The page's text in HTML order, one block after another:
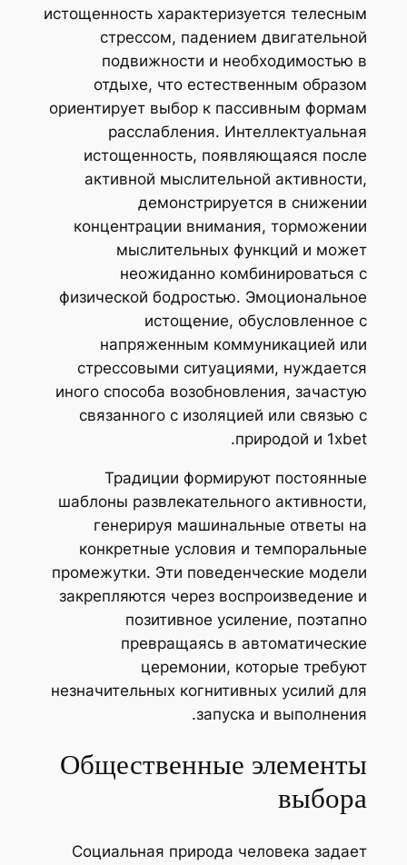
истощенность характеризуется телесным
стрессом, падением двигательной
подвижности и необходимостью в
отдыхе, что естественным образом
ориентирует выбор к пассивным формам
расслабления. Интеллектуальная
истощенность, появляющаяся после
активной мыслительной активности,
демонстрируется в снижении
концентрации внимания, торможении
мыслительных функций и может
неожиданно комбинироваться с
физической бодростью. Эмоциональное
истощение, обусловленное с
напряженным коммуникацией или
стрессовыми ситуациями, нуждается
иного способа возобновления, зачастую
связанного с изоляцией или связью с
природой и 1xbet.
Традиции формируют постоянные
шаблоны развлекательного активности,
генерируя машинальные ответы на
конкретные условия и темпоральные
промежутки. Эти поведенческие модели
закрепляются через воспроизведение и
позитивное усиление, поэтапно
превращаясь в автоматические
церемонии, которые требуют
незначительных когнитивных усилий для
запуска и выполнения.
Общественные элементы
выбора
Социальная природа человека задает